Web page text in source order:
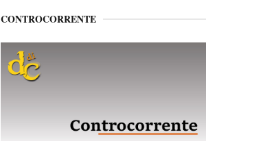
CONTROCORRENTE